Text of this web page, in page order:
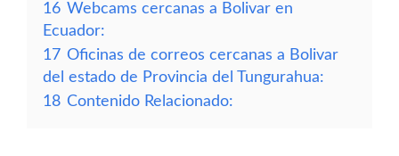
16 Webcams cercanas a Bolivar en
Ecuador:
17 Oficinas de correos cercanas a Bolivar
del estado de Provincia del Tungurahua:
18 Contenido Relacionado: